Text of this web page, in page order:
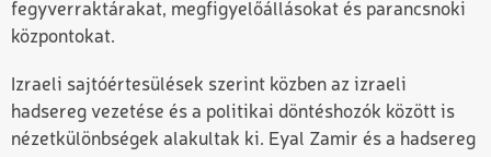
fegyverraktárakat, megfigyelőállásokat és parancsnoki
központokat.
Izraeli sajtóértesülések szerint közben az izraeli
hadsereg vezetése és a politikai döntéshozók között is
nézetkülönbségek alakultak ki. Eyal Zamir és a hadsereg